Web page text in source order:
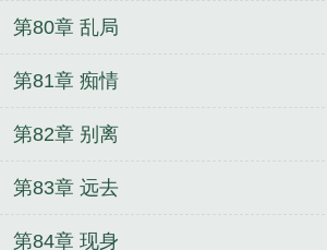
第80章 乱局
第81章 痴情
第82章 别离
第83章 远去
第84章 现身